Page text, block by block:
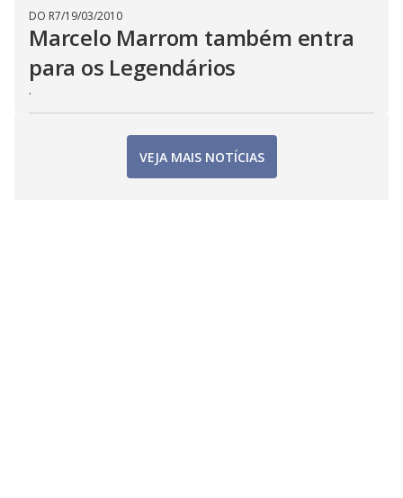
DO R7/19/03/2010
Marcelo Marrom também entra
para os Legendários
.
VEJA MAIS NOTÍCIAS